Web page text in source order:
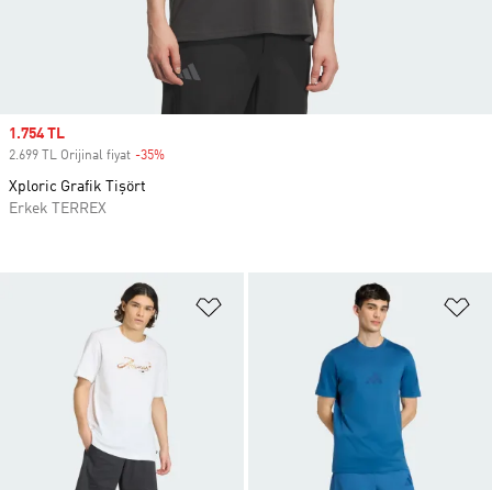
Favori Listesine Ekle
Sale price
1.754 TL
2.699 TL Orijinal fiyat -35%
Xploric Grafik Tişört
Erkek TERREX